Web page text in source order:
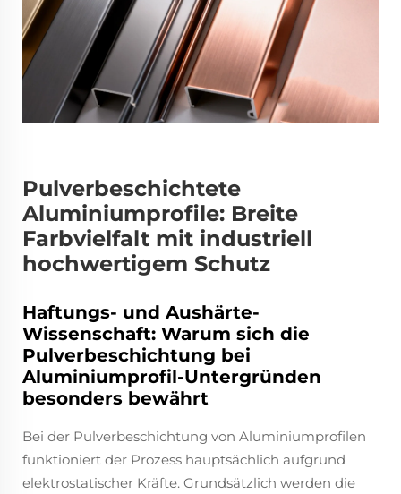
Pulverbeschichtete
Aluminiumprofile: Breite
Farbvielfalt mit industriell
hochwertigem Schutz
Haftungs- und Aushärte-
Wissenschaft: Warum sich die
Pulverbeschichtung bei
Aluminiumprofil-Untergründen
besonders bewährt
Bei der Pulverbeschichtung von Aluminiumprofilen
funktioniert der Prozess hauptsächlich aufgrund
elektrostatischer Kräfte. Grundsätzlich werden die